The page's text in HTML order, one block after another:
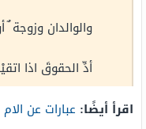
والوالدان وزوجة
أدِّ الحقوقَ اذا
اقرأ أيضًا: عبارات عن